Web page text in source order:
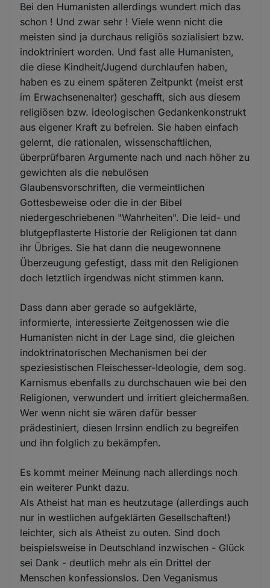
Bei den Humanisten allerdings wundert mich das
schon ! Und zwar sehr ! Viele wenn nicht die
meisten sind ja durchaus religiös sozialisiert bzw.
indoktriniert worden. Und fast alle Humanisten,
die diese Kindheit/Jugend durchlaufen haben,
haben es zu einem späteren Zeitpunkt (meist erst
im Erwachsenenalter) geschafft, sich aus diesem
religiösen bzw. ideologischen Gedankenkonstrukt
aus eigener Kraft zu befreien. Sie haben einfach
gelernt, die rationalen, wissenschaftlichen,
überprüfbaren Argumente nach und nach höher zu
gewichten als die nebulösen
Glaubensvorschriften, die vermeintlichen
Gottesbeweise oder die in der Bibel
niedergeschriebenen "Wahrheiten". Die leid- und
blutgepflasterte Historie der Religionen tat dann
ihr Übriges. Sie hat dann die neugewonnene
Überzeugung gefestigt, dass mit den Religionen
doch letztlich irgendwas nicht stimmen kann.
Dass dann aber gerade so aufgeklärte,
informierte, interessierte Zeitgenossen wie die
Humanisten nicht in der Lage sind, die gleichen
indoktrinatorischen Mechanismen bei der
speziesistischen Fleischesser-Ideologie, dem sog.
Karnismus ebenfalls zu durchschauen wie bei den
Religionen, verwundert und irritiert gleichermaßen.
Wer wenn nicht sie wären dafür besser
prädestiniert, diesen Irrsinn endlich zu begreifen
und ihn folglich zu bekämpfen.
Es kommt meiner Meinung nach allerdings noch
ein weiterer Punkt dazu.
Als Atheist hat man es heutzutage (allerdings auch
nur in westlichen aufgeklärten Gesellschaften!)
leichter, sich als Atheist zu outen. Sind doch
beispielsweise in Deutschland inzwischen - Glück
sei Dank - deutlich mehr als ein Drittel der
Menschen konfessionslos. Den Veganismus